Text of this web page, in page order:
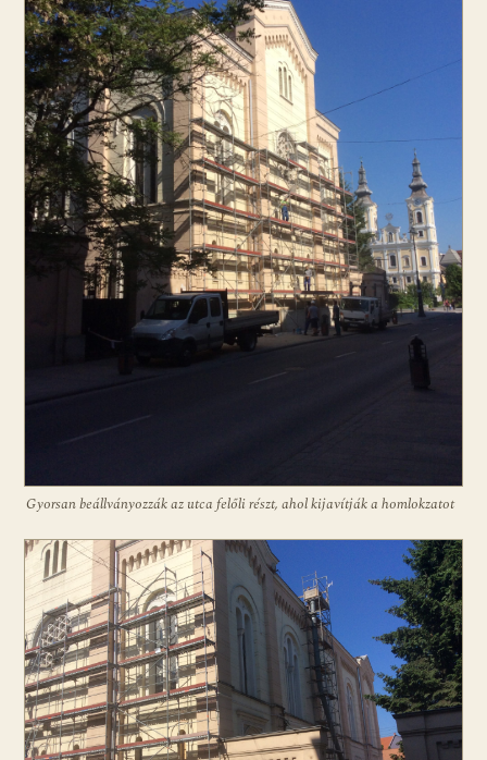
Gyorsan beállványozzák az utca felőli részt, ahol kijavítják a homlokzatot